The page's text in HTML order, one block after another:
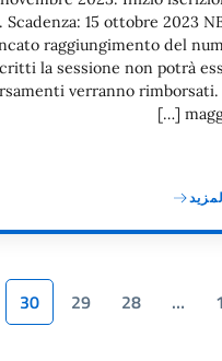
15 ottobre 2023
raggiungimento del
la sessione non potrà
verranno rimborsati.
الصفحات
السابقة 1
…
28
29
30